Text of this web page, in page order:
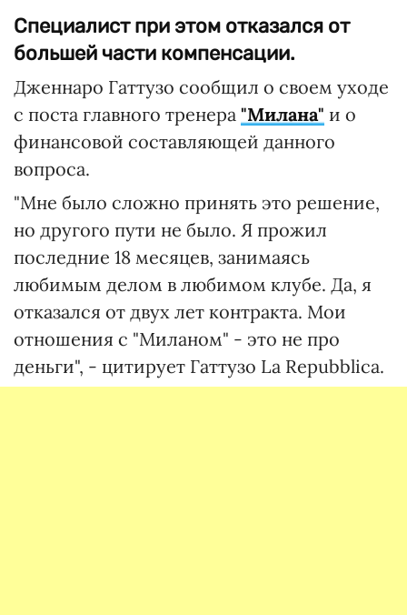
Специалист при этом отказался от
большей части компенсации.
Дженнаро Гаттузо сообщил о своем уходе
с поста главного тренера "Милана" и о
финансовой составляющей данного
вопроса.
"Мне было сложно принять это решение,
но другого пути не было. Я прожил
последние 18 месяцев, занимаясь
любимым делом в любимом клубе. Да, я
отказался от двух лет контракта. Мои
отношения с "Миланом" - это не про
деньги", - цитирует Гаттузо La Repubblica.